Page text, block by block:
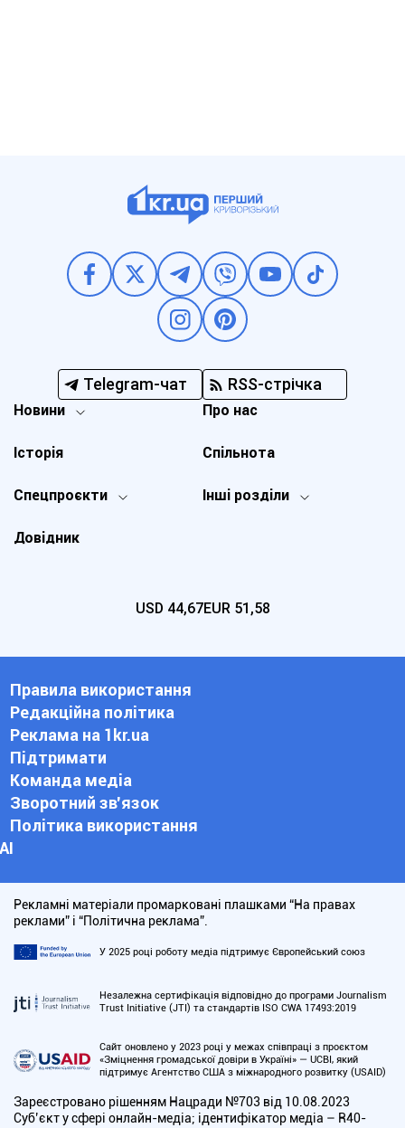
Telegram-чат RSS-стрічка
Новини
Спецпроєкти Інші розділи
Історія
Про нас
Довідник
Спільнота
USD 44,67EUR 51,58
Правила використання
Редакційна політика
Реклама на 1kr.ua
Підтримати
Команда медіа
Зворотний зв'язок
Політика використання
АІ
Рекламні матеріали промарковані плашками “На правах
реклами” і “Політична реклама”.
У 2025 році роботу медіа підтримує Європейський союз
Незалежна сертифікація відповідно до програми Journalism
Trust Initiative (JTI) та стандартів ISO CWA 17493:2019
Сайт оновлено у 2023 році у межах співпраці з проєктом
«Зміцнення громадської довіри в Україні» — UCBI, який
підтримує Агентство США з міжнародного розвитку (USAID)
Зареєстровано рішенням Нацради №703 від 10.08.2023
Cуб’єкт у сфері онлайн-медіа; ідентифікатор медіа – R40-